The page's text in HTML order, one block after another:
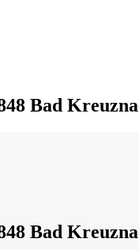
Bad
Bad